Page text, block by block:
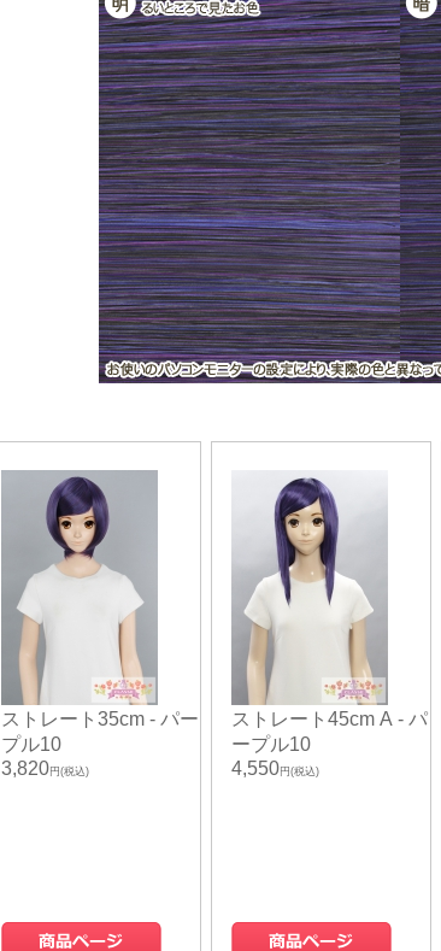
ストレート35cm - パー
プル10
3,820円(税込)
ストレート45cm A - パ
ープル10
4,550円(税込)